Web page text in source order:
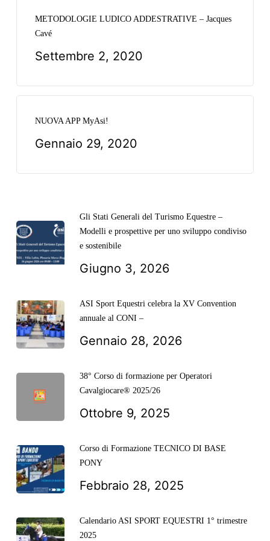
METODOLOGIE LUDICO ADDESTRATIVE – Jacques
Cavé
Settembre 2, 2020
NUOVA APP MyAsi!
Gennaio 29, 2020
Gli Stati Generali del Turismo Equestre –
Modelli e prospettive per uno sviluppo condiviso
e sostenibile
Giugno 3, 2026
ASI Sport Equestri celebra la XV Convention
annuale al CONI –
Gennaio 28, 2026
38° Corso di formazione per Operatori
Cavalgiocare® 2025/26
Ottobre 9, 2025
Corso di Formazione TECNICO DI BASE
PONY
Febbraio 28, 2025
Calendario ASI SPORT EQUESTRI 1° trimestre
2025